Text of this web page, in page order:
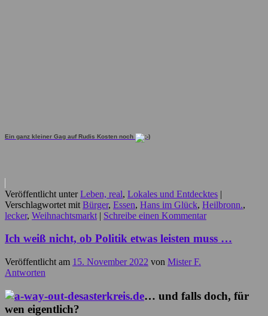
Ein ganz kleiner Gag auf Rudis Kosten noch
Veröffentlicht unter Leben, real, Lokales und Entdecktes |
Verschlagwortet mit Bürger, Essen, Hans im Glück, Heilbronn.,
lecker, Weihnachtsmarkt | Schreibe einen Kommentar
Ich weiß nicht, ob Politik etwas leisten muss …
Veröffentlicht am 15. November 2022 von Mister F.
Antworten
… und falls doch, für
wen eigentlich?